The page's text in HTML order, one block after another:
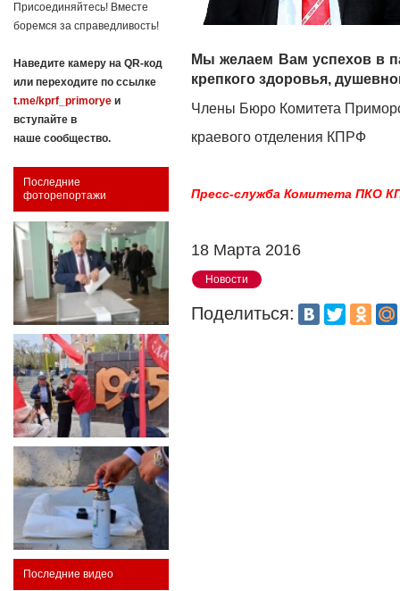
Присоединяйтесь! Вместе
боремся за справедливость!
Наведите камеру на QR-код
или переходите по ссылке
t.me/kprf_primorye и
вступайте в
наше сообщество.
Последние
фоторепортажи
Последние видео
Мы желаем Вам успехов в
крепкого здоровья,
Члены Бюро Комитета
краевого отделения КПРФ
Пресс-служба Комитета ПКО
18 Марта 2016
Новости
Поделиться: